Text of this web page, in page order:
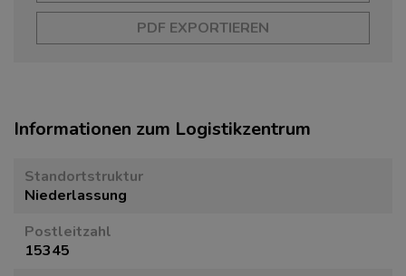
PDF EXPORTIEREN
Informationen zum Logistikzentrum
Standortstruktur
Niederlassung
Postleitzahl
15345